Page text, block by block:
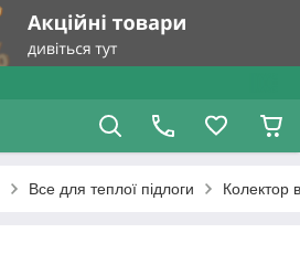
Все для теплої підлоги Колектор